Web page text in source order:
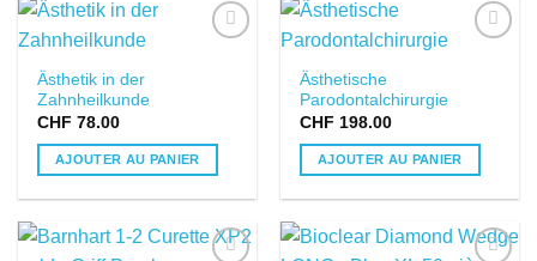
Ästhetik in der
Zahnheilkunde
CHF 78.00
AJOUTER AU PANIER
SOUHAITS
Ästhetische
Parodontalchirurgie
CHF 198.00
AJOUTER AU PANIER